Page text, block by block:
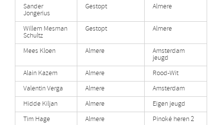
Sander
Jongerius
Gestopt Almere
Willem Mesman
Schultz
Gestopt Almere
Mees Kloen Almere Amsterdam
jeugd
Alain Kazem
Almere
Rood-Wit
Valentin Verga
Almere
Amsterdam
Hidde Kiljan
Almere
Eigen jeugd
Tim Hage
Almere
Pinoké heren 2